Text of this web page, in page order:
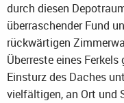
durch diesen
überraschender Fund
rückwärtigen
Überreste eines
Einsturz des Daches
vielfältigen, an Ort und